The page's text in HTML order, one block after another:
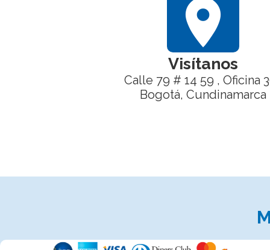
location_on
Visítanos
Calle 79 # 14 59 , Oficina
Bogotá, Cundinamarca